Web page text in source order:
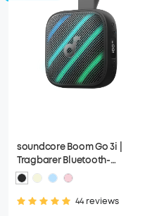
soundcore Boom Go 3i |
Tragbarer Bluetooth-
Lautsprecher mit
kraftvollem Bass
44 reviews